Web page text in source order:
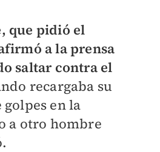
que pidió el
a la prensa
saltar contra el
recargaba su
en la
a otro hombre